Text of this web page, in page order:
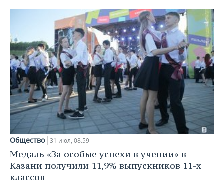
Общество 31 июл, 08:59
Медаль «За особые успехи в учении» в
Казани получили 11,9% выпускников 11-х
классов